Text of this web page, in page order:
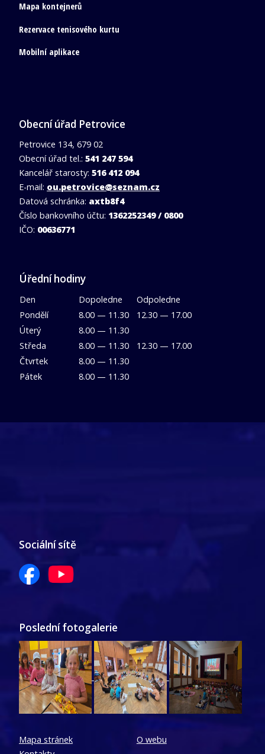
Mapa kontejnerů
Rezervace tenisového kurtu
Mobilní aplikace
Obecní úřad Petrovice
Petrovice 134, 679 02
Obecní úřad tel.: 541 247 594
Kancelář starosty: 516 412 094
E-mail: ou.petrovice@seznam.cz
Datová schránka: axtb8f4
Číslo bankovního účtu: 1362252349 / 0800
IČO: 00636771
Úřední hodiny
Den Dopoledne
Odpoledne
Pondělí
8.00 — 11.30
12.30 — 17.00
Úterý
8.00 — 11.30
Středa
8.00 — 11.30
12.30 — 17.00
Čtvrtek
8.00 — 11.30
Pátek
8.00 — 11.30
Sociální sítě
Poslední fotogalerie
Mapa stránek
O webu